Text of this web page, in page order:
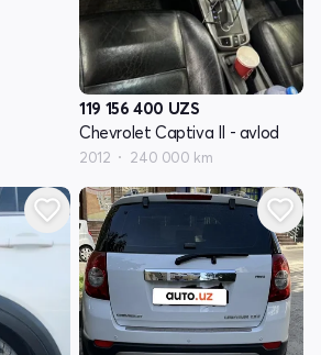
119 156 400 UZS
Chevrolet Captiva II - avlod
2012 240 000 km